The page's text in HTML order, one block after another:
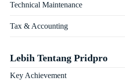
Technical Maintenance
Tax & Accounting
Lebih Tentang Pridpro
Key Achievement